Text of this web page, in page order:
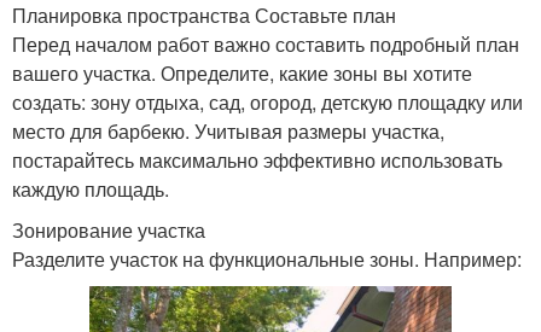
Планировка пространства Составьте план
Перед началом работ важно составить подробный план
вашего участка. Определите, какие зоны вы хотите
создать: зону отдыха, сад, огород, детскую площадку или
место для барбекю. Учитывая размеры участка,
постарайтесь максимально эффективно использовать
каждую площадь.
Зонирование участка
Разделите участок на функциональные зоны. Например: